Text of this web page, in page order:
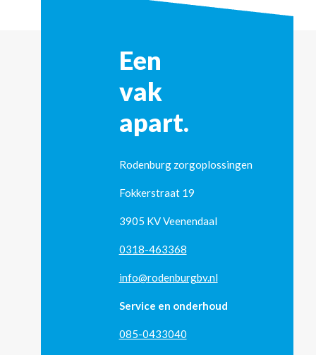
Een
vak
apart.
Rodenburg zorgoplossingen
Fokkerstraat 19
3905 KV Veenendaal
0318-463368
info@rodenburgbv.nl
Service en onderhoud
085-0433040